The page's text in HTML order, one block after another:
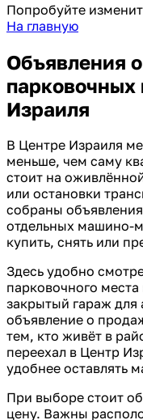
Попробуйте
На главную
Объявления
парковочных
Израиля
В Центре Израиля
меньше, чем саму
стоит на
или остановки
собраны
отдельных машино-
купить, снять или
Здесь удобно
парковочного
закрытый гараж для
объявление о
тем, кто живёт в
переехал в Центр
удобнее оставлять
При выборе стоит
цену. Важны